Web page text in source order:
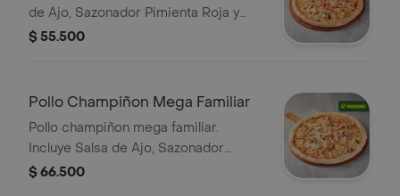
de Ajo, Sazonador Pimienta Roja y
Pepperoncini.
$ 55.500
Pollo Champiñon Mega Familiar
Pollo champiñon mega familiar.
Incluye Salsa de Ajo, Sazonador
Pimienta Roja y Pepperoncini.
$ 66.500